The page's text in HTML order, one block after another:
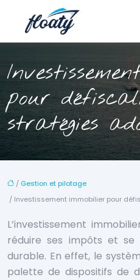
pour
stratégies
/ Gestion et pilotage
/ Investissement immobilier pour
L’investissement
réduire ses impôts et se
durable. En effet, le
palette de dispositifs de